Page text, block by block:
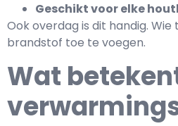
Geschikt voor elke
Ook overdag is dit handig.
brandstof toe te voegen.
Wat